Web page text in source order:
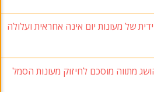
של מעונות יום אינה אחראית ועלולה
מתווה מוסכם לחיזוק מעונות הסמל